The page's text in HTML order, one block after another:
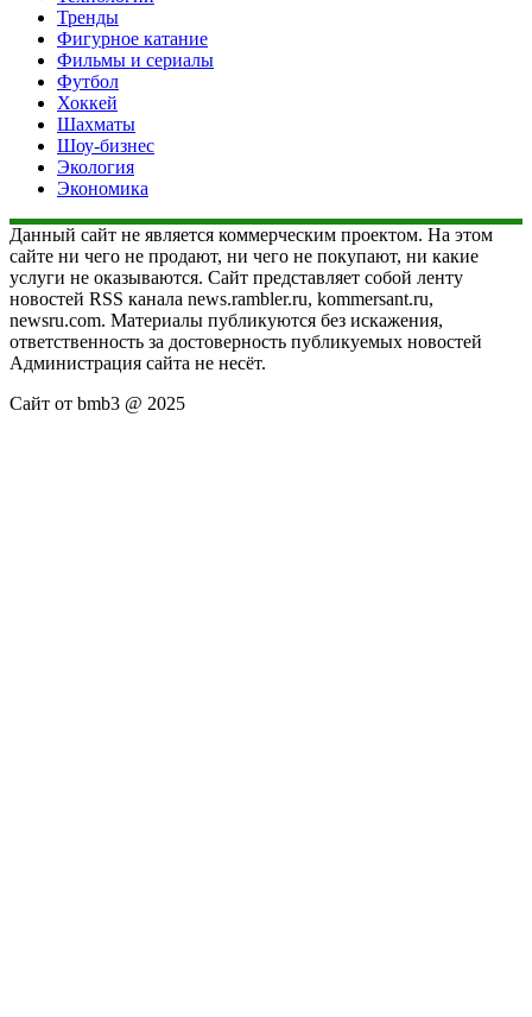
Тренды
Фигурное катание
Фильмы и сериалы
Футбол
Хоккей
Шахматы
Шоу-бизнес
Экология
Экономика
Данный сайт не является коммерческим проектом. На этом
сайте ни чего не продают, ни чего не покупают, ни какие
услуги не оказываются. Сайт представляет собой ленту
новостей RSS канала news.rambler.ru, kommersant.ru,
newsru.com. Материалы публикуются без искажения,
ответственность за достоверность публикуемых новостей
Администрация сайта не несёт.
Сайт от bmb3 @ 2025